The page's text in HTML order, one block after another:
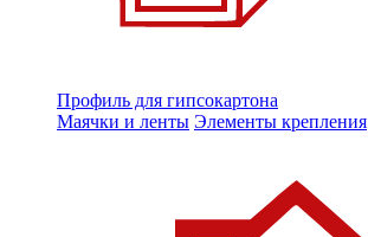
Профиль для гипсокартона
Маячки и ленты Элементы крепления